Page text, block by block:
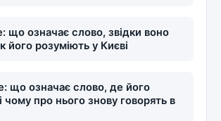
що означає слово, звідки воно
його розуміють у Києві
що означає слово, де його
чому про нього знову говорять в